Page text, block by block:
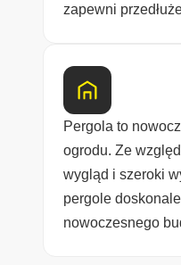
zapewni
Pergola to
ogrodu. Ze
wygląd i szeroki
pergole
nowoczesnego